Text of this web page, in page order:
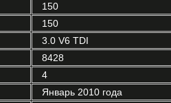
150
150
3.0 V6 TDI
8428
4
Январь 2010 года